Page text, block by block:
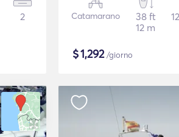
2 Catamarano
38 ft
12 m
$1,292/giorno